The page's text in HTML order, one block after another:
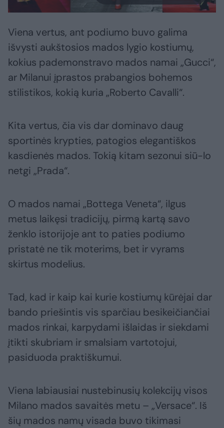
Viena vertus, ant podiumo buvo galima
išvysti aukštosios mados lygio kostiumų,
kokius pademonstravo mados namai „Gucci“,
ar Milanui įprastos prabangios bohemos
stilistikos, kokią kuria „Roberto Cavalli“.
Kita vertus, čia vis dar dominavo daug
sportinės krypties, patogios elegantiškos
kasdienės mados. Tokią kitam sezonui siū-lo
netgi „Prada“.
O mados namai „Bottega Veneta“, ilgus
metus laikęsi tradicijų, pirmą kartą savo
ženklo istorijoje ant to paties podiumo
pristatė ne tik moterims, bet ir vyrams
skirtus modelius.
Tad, kad ir kaip kai kurie kostiumų kūrėjai dar
bando priešintis vis sparčiau besikeičiančiai
mados rinkai, karpydami išlaidas ir siekdami
įtikti skubriam ir smalsiam vartotojui,
pasiduoda praktiškumui.
Viena labiausiai nustebinusių kolekcijų visos
Milano mados savaitės metu – „Versace“. Iš
šių mados namų visada buvo tikimasi